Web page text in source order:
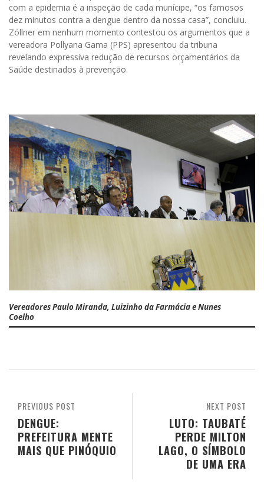
com a epidemia é a inspeção de cada munícipe, “os famosos
dez minutos contra a dengue dentro da nossa casa”, concluiu.
Zöllner em nenhum momento contestou os argumentos que a
vereadora Pollyana Gama (PPS) apresentou da tribuna
revelando expressiva redução de recursos orçamentários da
Saúde destinados à prevenção.
Vereadores Paulo Miranda, Luizinho da Farmácia e Nunes
Coelho
NEXT POST
LUTO: TAUBATÉ
PERDE MILTON
LAGO, O SÍMBOLO
DE UMA ERA
PREVIOUS POST
DENGUE:
PREFEITURA MENTE
MAIS QUE PINÓQUIO